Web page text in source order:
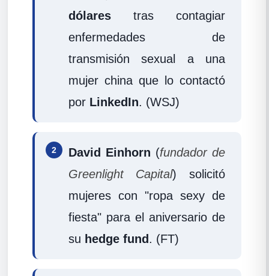
dólarestras contagiar
enfermedades de
transmisión sexual a una
mujer china que lo contactó
por LinkedIn. (WSJ)
2 David Einhorn (fundador de
Greenlight Capital) solicitó
mujeres con "ropa sexy de
fiesta" para el aniversario de
su hedge fund . (FT)